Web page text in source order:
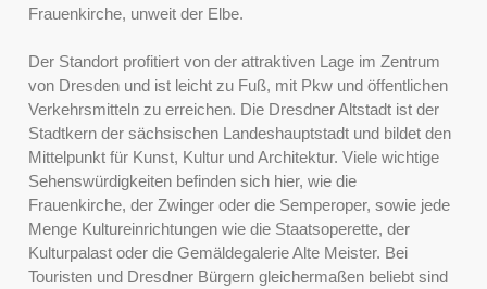
Frauenkirche, unweit der Elbe.
Der Standort profitiert von der attraktiven Lage im Zentrum
von Dresden und ist leicht zu Fuß, mit Pkw und öffentlichen
Verkehrsmitteln zu erreichen. Die Dresdner Altstadt ist der
Stadtkern der sächsischen Landeshauptstadt und bildet den
Mittelpunkt für Kunst, Kultur und Architektur. Viele wichtige
Sehenswürdigkeiten befinden sich hier, wie die
Frauenkirche, der Zwinger oder die Semperoper, sowie jede
Menge Kultureinrichtungen wie die Staatsoperette, der
Kulturpalast oder die Gemäldegalerie Alte Meister. Bei
Touristen und Dresdner Bürgern gleichermaßen beliebt sind